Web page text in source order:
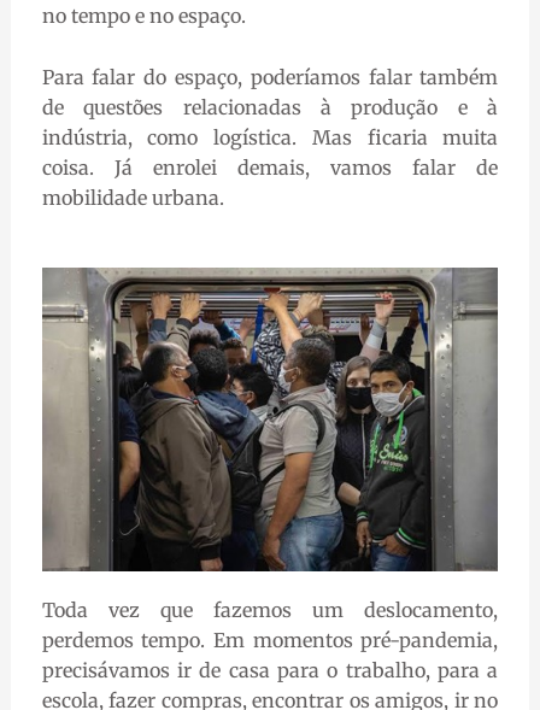
no tempo e no espaço.
Para falar do espaço, poderíamos falar também
de questões relacionadas à produção e à
indústria, como logística. Mas ficaria muita
coisa. Já enrolei demais, vamos falar de
mobilidade urbana.
Toda vez que fazemos um deslocamento,
perdemos tempo. Em momentos pré-pandemia,
precisávamos ir de casa para o trabalho, para a
escola, fazer compras, encontrar os amigos, ir no